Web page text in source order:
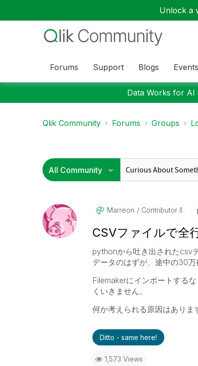
Unlock a
Forums Support Blogs Events
Data Works for AI
Qlik Community Forums Groups
Marreon Contributor II
CSVファイルで全
pythonから吐き出されたcsv
データのはずが、途中の30万
Filemakerにインポートする
くいきません。
何か考えられる原因はありま
Ditto - same here!
1,573 Views